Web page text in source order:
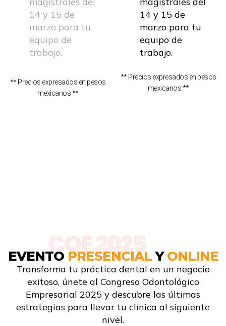
14 y 15 de
marzo para tu
equipo de
trabajo.
** Precios expresados en pesos
mexicanos **
14 y 15 de
marzo para tu
equipo de
trabajo.
** Precios expresados en pesos
mexicanos **
COE 2025
EVENTO PRESENCIALYONLINE
Transforma tu práctica dental en un negocio
exitoso, únete al Congreso Odontológico
Empresarial 2025 y descubre las últimas
estrategias para llevar tu clínica al siguiente
nivel.